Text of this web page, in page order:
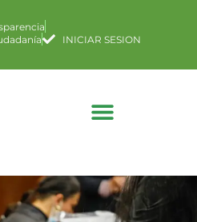
INICIAR SESION